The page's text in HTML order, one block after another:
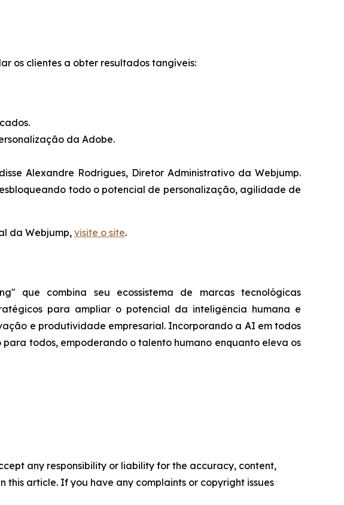
os clientes a obter resultados tangíveis:
da Adobe.
Alexandre Rodrigues, Diretor Administrativo da Webjump.
todo o potencial de personalização, agilidade de
da Webjump, visite o site.
que combina seu ecossistema de marcas tecnológicas
para ampliar o potencial da inteligência humana e
e produtividade empresarial. Incorporando a AI em todos
todos, empoderando o talento humano enquanto eleva os
any responsibility or liability for the accuracy, content,
article. If you have any complaints or copyright issues